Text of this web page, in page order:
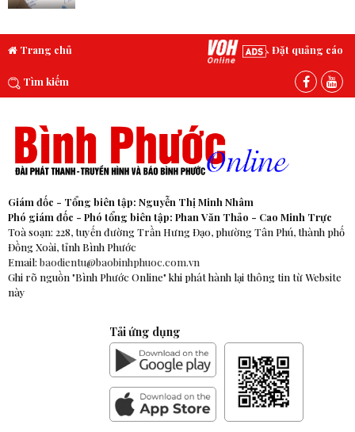
Trang chủ Đặt quảng cáo
Tìm kiếm
Giám đốc - Tổng biên tập: Nguyễn Thị Minh Nhâm
Phó giám đốc - Phó tổng biên tập: Phan Văn Thảo - Cao Minh Trực
Toà soạn: 228, tuyến đường Trần Hưng Đạo, phường Tân Phú, thành phố
Đồng Xoài, tỉnh Bình Phước
Email: baodientu@baobinhphuoc.com.vn
Ghi rõ nguồn "Bình Phước Online" khi phát hành lại thông tin từ Website
này
Tải ứng dụng